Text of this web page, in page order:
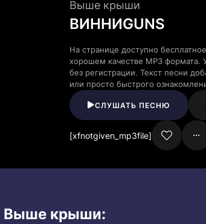
Выше крыши
ВИННИGUNS
На странице доступно
хорошем качестве MP3 формата.
без регистрации. Текст песни
или просто быстрого
СЛУШАТЬ ПЕСНЮ
[xfnotgiven_mp3file]
Выше крыши: